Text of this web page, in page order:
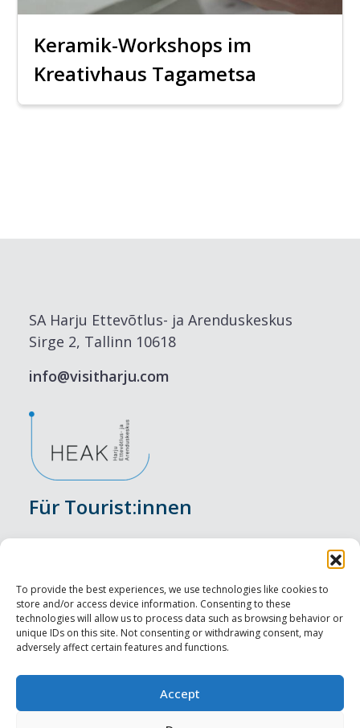
To provide the best experiences, we use technologies like cookies to
store and/or access device information. Consenting to these
technologies will allow us to process data such as browsing behavior or
unique IDs on this site. Not consenting or withdrawing consent, may
adversely affect certain features and functions.
Accept
Keramik-Workshops im
Kreativhaus Tagametsa
SA Harju Ettevõtlus- ja Arenduskeskus
Sirge 2, Tallinn 10618
info@visitharju.com
Für Tourist:innen
Unterkunft
Genusserlebnisse
Sehenswürdigkeiten